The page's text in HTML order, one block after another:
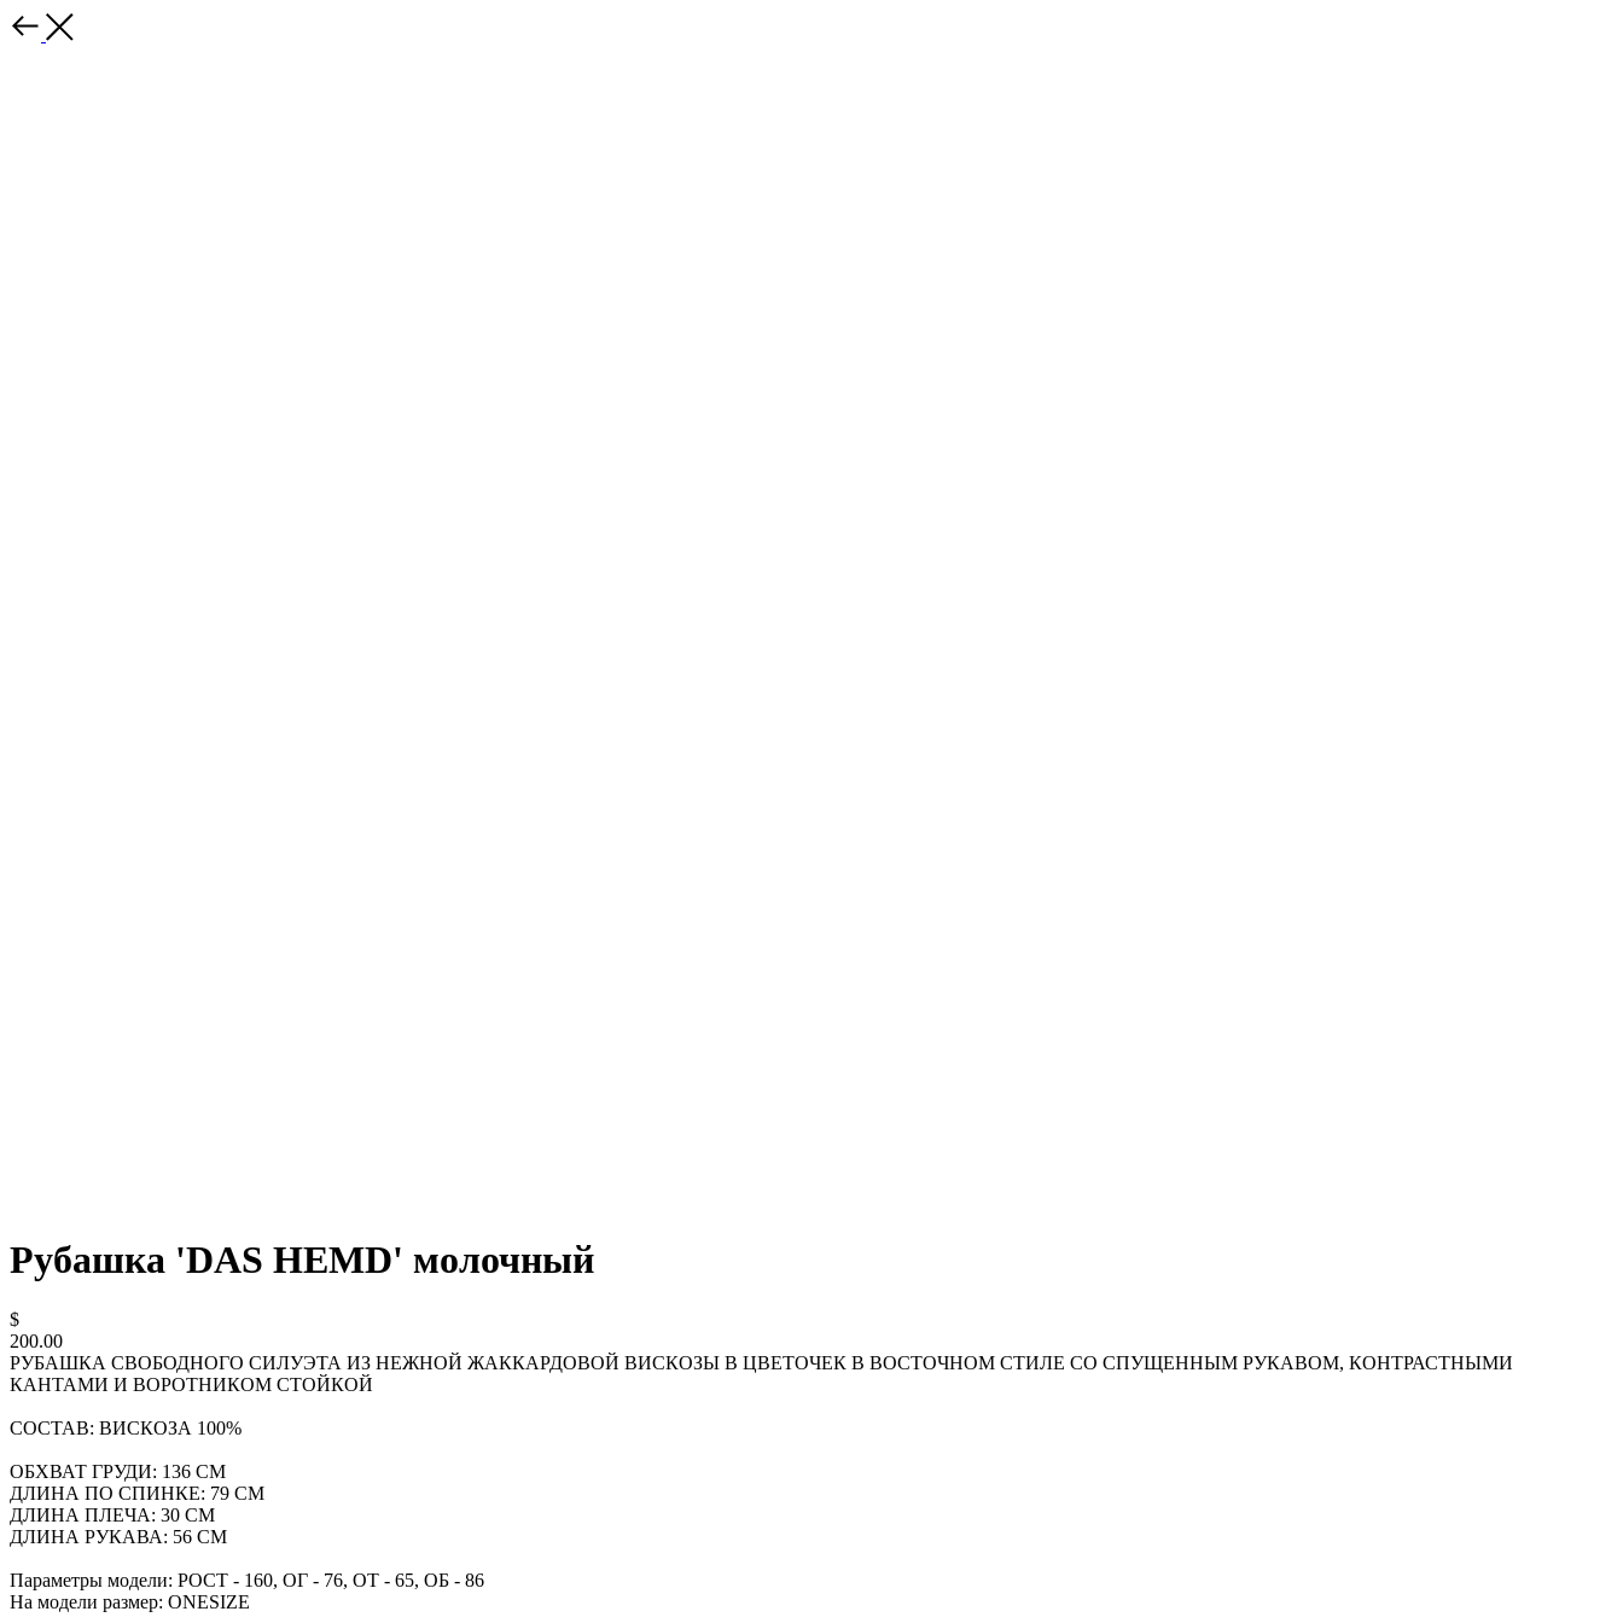
Рубашка 'DAS HEMD' молочный
$
200.00
РУБАШКА СВОБОДНОГО СИЛУЭТА ИЗ НЕЖНОЙ ЖАККАРДОВОЙ ВИСКОЗЫ В ЦВЕТОЧЕК В ВОСТОЧНОМ СТИЛЕ СО СПУЩЕННЫМ РУКАВОМ, КОНТРАСТНЫМИ
КАНТАМИ И ВОРОТНИКОМ СТОЙКОЙ
СОСТАВ: ВИСКОЗА 100%
ОБХВАТ ГРУДИ: 136 СМ
ДЛИНА ПО СПИНКЕ: 79 СМ
ДЛИНА ПЛЕЧА: 30 СМ
ДЛИНА РУКАВА: 56 СМ
Параметры модели: РОСТ - 160, ОГ - 76, ОТ - 65, ОБ - 86
На модели размер: ONESIZE